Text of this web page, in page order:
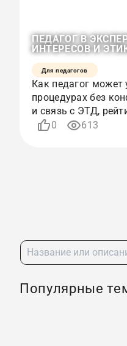
ПЕДАГОГ В
ИНТЕРЕСОВ И
Для педагогов
Как педагог может
процедурах без
и связь с ЭТД,
0
613
Популярные